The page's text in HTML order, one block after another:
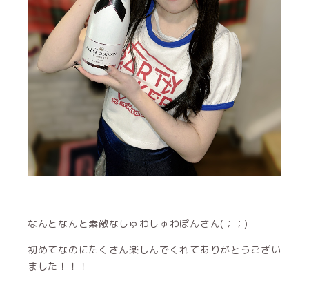
なんとなんと素敵なしゅわしゅわぽんさん(；；)
初めてなのにたくさん楽しんでくれてありがとうござい
ました！！！